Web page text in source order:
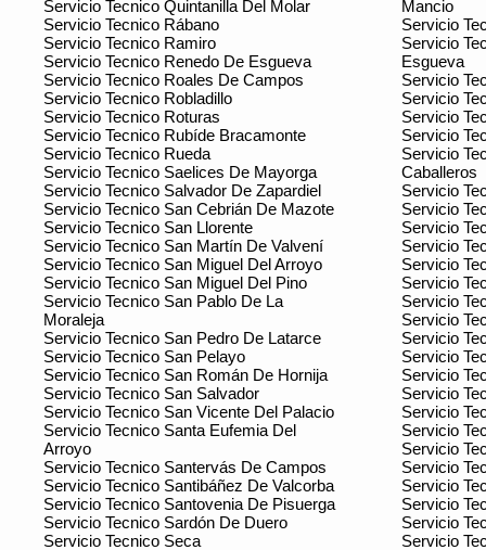
Servicio Tecnico Quintanilla Del Molar
Servicio Tecnico Rábano
Servicio Tecnico Ramiro
Servicio Tecnico Renedo De Esgueva
Servicio Tecnico Roales De Campos
Servicio Tecnico Robladillo
Servicio Tecnico Roturas
Servicio Tecnico Rubíde Bracamonte
Servicio Tecnico Rueda
Servicio Tecnico Saelices De Mayorga
Servicio Tecnico Salvador De Zapardiel
Servicio Tecnico San Cebrián De Mazote
Servicio Tecnico San Llorente
Servicio Tecnico San Martín De Valvení
Servicio Tecnico San Miguel Del Arroyo
Servicio Tecnico San Miguel Del Pino
Servicio Tecnico San Pablo De La
Moraleja
Servicio Tecnico San Pedro De Latarce
Servicio Tecnico San Pelayo
Servicio Tecnico San Román De Hornija
Servicio Tecnico San Salvador
Servicio Tecnico San Vicente Del Palacio
Servicio Tecnico Santa Eufemia Del
Arroyo
Servicio Tecnico Santervás De Campos
Servicio Tecnico Santibáñez De Valcorba
Servicio Tecnico Santovenia De Pisuerga
Servicio Tecnico Sardón De Duero
Servicio Tecnico Seca
Mancio
Servicio
Servicio
Esgueva
Servicio
Servicio
Servicio
Servicio
Servicio
Caballeros
Servicio
Servicio
Servicio
Servicio
Servicio
Servicio
Servicio
Servicio
Servicio
Servicio
Servicio
Servicio
Servicio
Servicio
Servicio
Servicio
Servicio
Servicio
Servicio
Servicio